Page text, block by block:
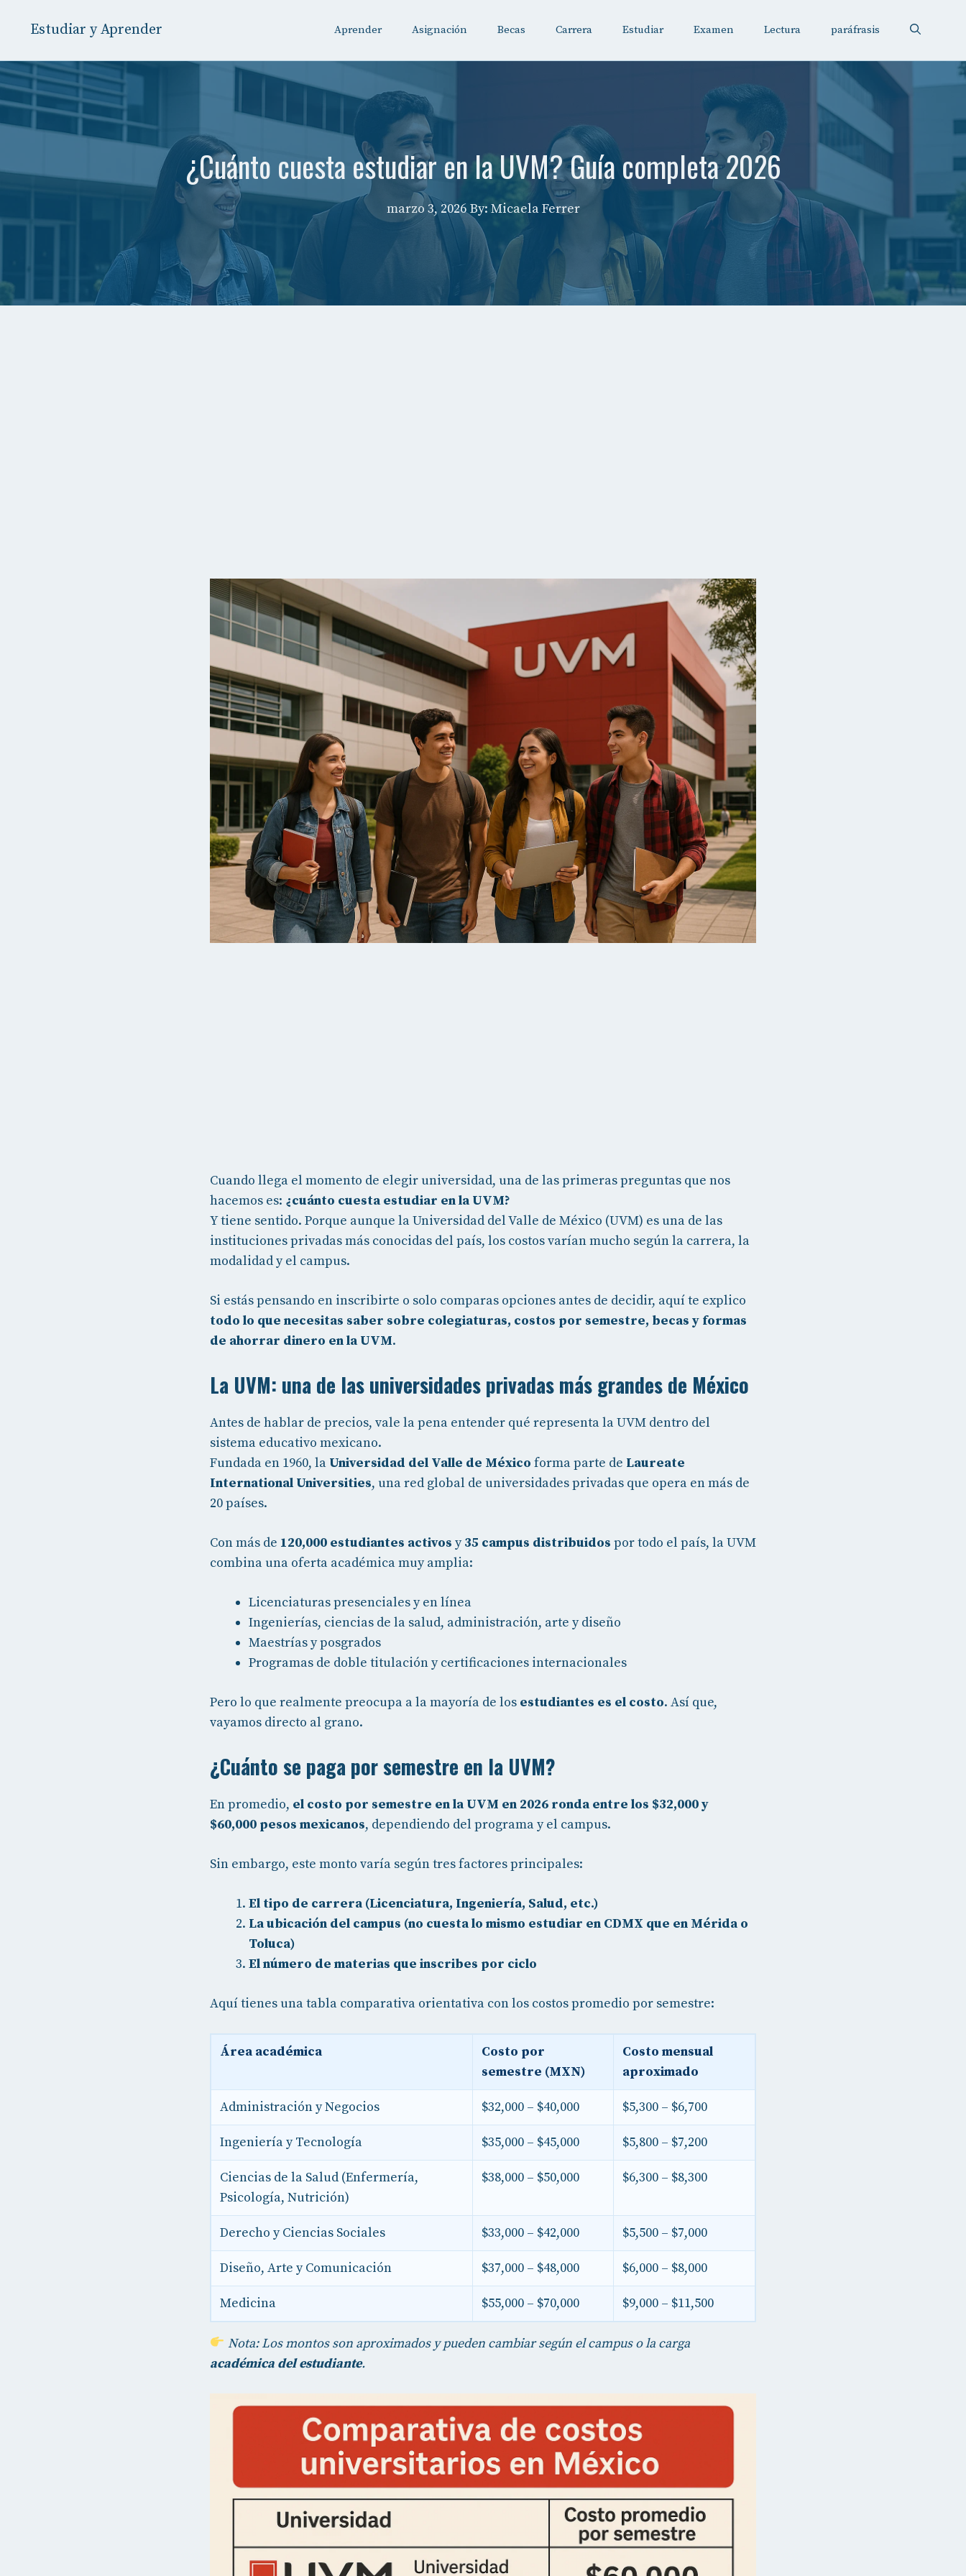
Estudiar y Aprender Aprender Asignación Becas Carrera Estudiar Examen Lectura paráfrasis
¿Cuánto cuesta estudiar en la UVM? Guía completa 2026
marzo 3, 2026 By: Micaela Ferrer
Cuando llega el momento de elegir universidad, una de las primeras preguntas que nos
hacemos es: ¿cuánto cuesta estudiar en la UVM?
Y tiene sentido. Porque aunque la Universidad del Valle de México (UVM) es una de las
instituciones privadas más conocidas del país, los costos varían mucho según la carrera, la
modalidad y el campus.
Si estás pensando en inscribirte o solo comparas opciones antes de decidir, aquí te explico
todo lo que necesitas saber sobre colegiaturas, costos por semestre, becas y formas
de ahorrar dinero en la UVM.
La UVM: una de las universidades privadas más grandes de México
Antes de hablar de precios, vale la pena entender qué representa la UVM dentro del
sistema educativo mexicano.
Fundada en 1960, la Universidad del Valle de México forma parte de Laureate
International Universities, una red global de universidades privadas que opera en más de
20 países.
Con más de 120,000 estudiantes activos y35 campus distribuidos por todo el país, la UVM
combina una oferta académica muy amplia:
Licenciaturas presenciales y en línea
Ingenierías, ciencias de la salud, administración, arte y diseño
Maestrías y posgrados
Programas de doble titulación y certificaciones internacionales
Pero lo que realmente preocupa a la mayoría de los estudiantes es el costo. Así que,
vayamos directo al grano.
¿Cuánto se paga por semestre en la UVM?
En promedio, el costo por semestre en la UVM en 2026 ronda entre los $32,000 y
$60,000 pesos mexicanos, dependiendo del programa y el campus.
Sin embargo, este monto varía según tres factores principales:
El tipo de carrera (Licenciatura, Ingeniería, Salud, etc.)
La ubicación del campus (no cuesta lo mismo estudiar en CDMX que en Mérida o
Toluca)
El número de materias que inscribes por ciclo
Aquí tienes una tabla comparativa orientativa con los costos promedio por semestre:
Área académica
Costo por
semestre (MXN)
Costo mensual
aproximado
Administración y Negocios $32,000 – $40,000 $5,300 – $6,700
Ingeniería y Tecnología $35,000 – $45,000 $5,800 – $7,200
Ciencias de la Salud (Enfermería,
Psicología, Nutrición)
$38,000 – $50,000 $6,300 – $8,300
Derecho y Ciencias Sociales $33,000 – $42,000 $5,500 – $7,000
Diseño, Arte y Comunicación $37,000 – $48,000 $6,000 – $8,000
Medicina $55,000 – $70,000 $9,000 – $11,500
Nota: Los montos son aproximados y pueden cambiar según el campus o la carga
académica del estudiante.